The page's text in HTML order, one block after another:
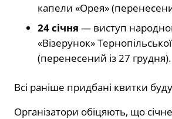
капели «Орея»
24 січня — виступ
«Візерунок»
(перенесений із 27 грудня).
Всі раніше придбані квитки
Організатори обіцяють, що